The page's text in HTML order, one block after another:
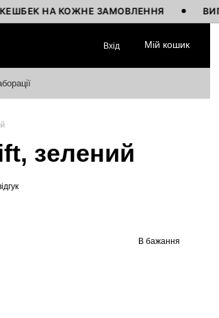
НА КОЖНЕ ЗАМОВЛЕННЯ
Вхід Мій кошик
зелений
В бажання